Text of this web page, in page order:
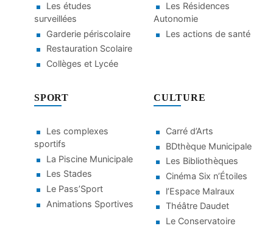
Les études
surveillées
Garderie périscolaire
Restauration Scolaire
Collèges et Lycée
Les Résidences
Autonomie
Les actions de santé
SPORT
Les complexes
sportifs
La Piscine Municipale
Les Stades
Le Pass’Sport
Animations Sportives
CULTURE
Carré d’Arts
BDthèque Municipale
Les Bibliothèques
Cinéma Six n’Étoiles
l’Espace Malraux
Théâtre Daudet
Le Conservatoire